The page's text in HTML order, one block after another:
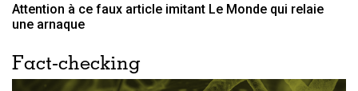
Attention à ce faux article imitant Le Monde qui relaie
une arnaque
Fact-checking